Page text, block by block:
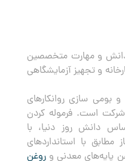
و مهارت متخصصین
تاسیس کارخانه و تجهیز آزمایشگاهی
بومی سازی روانکارهای
است. فرموله کردن
دانش روز دنیا، با
مطابق با استانداردهای
پایه‌های معدنی وروغن